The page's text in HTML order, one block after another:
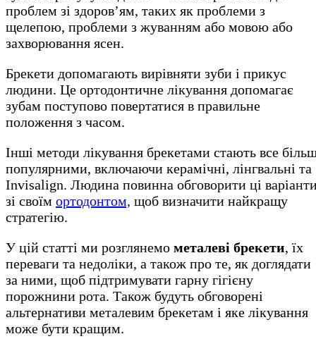
проблем зі здоров’ям, таких як проблеми з
щелепою, проблеми з жуванням або мовою або
захворювання ясен.
Брекети допомагають вирівняти зуби і прикус
людини. Це ортодонтичне лікування допомагає
зубам поступово повертатися в правильне
положення з часом.
Інші методи лікування брекетами стають все
популярними, включаючи керамічні, лінгвальні та
Invisalign. Людина повинна обговорити ці
зі своїм ортодонтом, щоб визначити найкращу
стратегію.
У цій статті ми розглянемо металеві брекети, їх
переваги та недоліки, а також про те, як доглядати
за ними, щоб підтримувати гарну гігієну
порожнини рота. Також будуть обговорені
альтернативи металевим брекетам і яке лікування
може бути кращим.